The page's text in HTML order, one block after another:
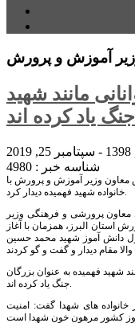
مانند شهید
یاد کرده اند
شناسه خبر : 4980
معاون وزیر آموزش و پرورش با
خانواده شهید فهمیده دیدار کرد.
معاون پرورشی و فرهنگی وزیر
البرز، همزمان با آغاز
دانش آموز شهید محمد حسین
شهید فهمیده به عنوان بزرگان‌
جنگ یاد کرده اند.
خانواده های شهدا گفت: امنیت